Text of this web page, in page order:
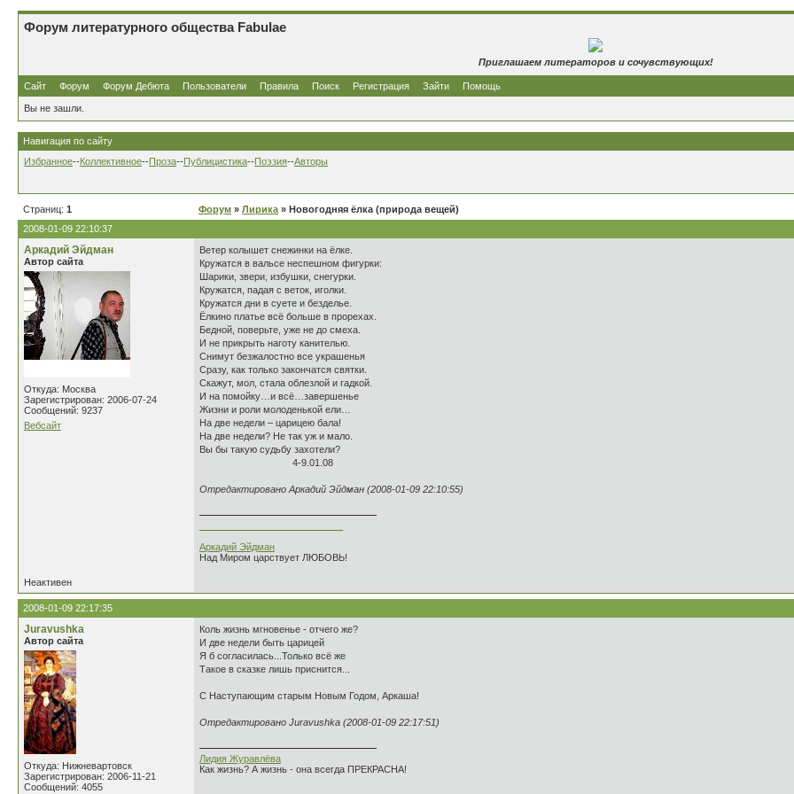
Форум литературного общества Fabulae
Приглашаем литераторов и сочувствующих!
Сайт Форум Форум Дебюта Пользователи Правила Поиск Регистрация Зайти Помощь
Вы не зашли.
Навигация по сайту
Избранное--Коллективное--Проза--Публицистика--Поэзия--Авторы
Страниц: 1 Форум » Лирика » Новогодняя ёлка (природа вещей)
2008-01-09 22:10:37
Аркадий Эйдман
Автор сайта
Откуда: Москва
Зарегистрирован: 2006-07-24
Сообщений: 9237
Вебсайт
Ветер колышет снежинки на ёлке.
Кружатся в вальсе неспешном фигурки:
Шарики, звери, избушки, снегурки.
Кружатся, падая с веток, иголки.
Кружатся дни в суете и безделье.
Ёлкино платье всё больше в прорехах.
Бедной, поверьте, уже не до смеха.
И не прикрыть наготу канителью.
Снимут безжалостно все украшенья
Сразу, как только закончатся святки.
Скажут, мол, стала облезлой и гадкой.
И на помойку…и всё…завершенье
Жизни и роли молоденькой ели…
На две недели – царицею бала!
На две недели? Не так уж и мало.
Вы бы такую судьбу захотели?
4-9.01.08
Отредактировано Аркадий Эйдман (2008-01-09 22:10:55)
Аркадий Эйдман
Над Миром царствует ЛЮБОВЬ!
Неактивен
2008-01-09 22:17:35
Juravushka
Автор сайта
Откуда: Нижневартовск
Зарегистрирован: 2006-11-21
Сообщений: 4055
Коль жизнь мгновенье - отчего же?
И две недели быть царицей
Я б согласилась...Только всё же
Такое в сказке лишь приснится...
С Наступающим старым Новым Годом, Аркаша!
Отредактировано Juravushka (2008-01-09 22:17:51)
Лидия Журавлёва
Как жизнь? А жизнь - она всегда ПРЕКРАСНА!